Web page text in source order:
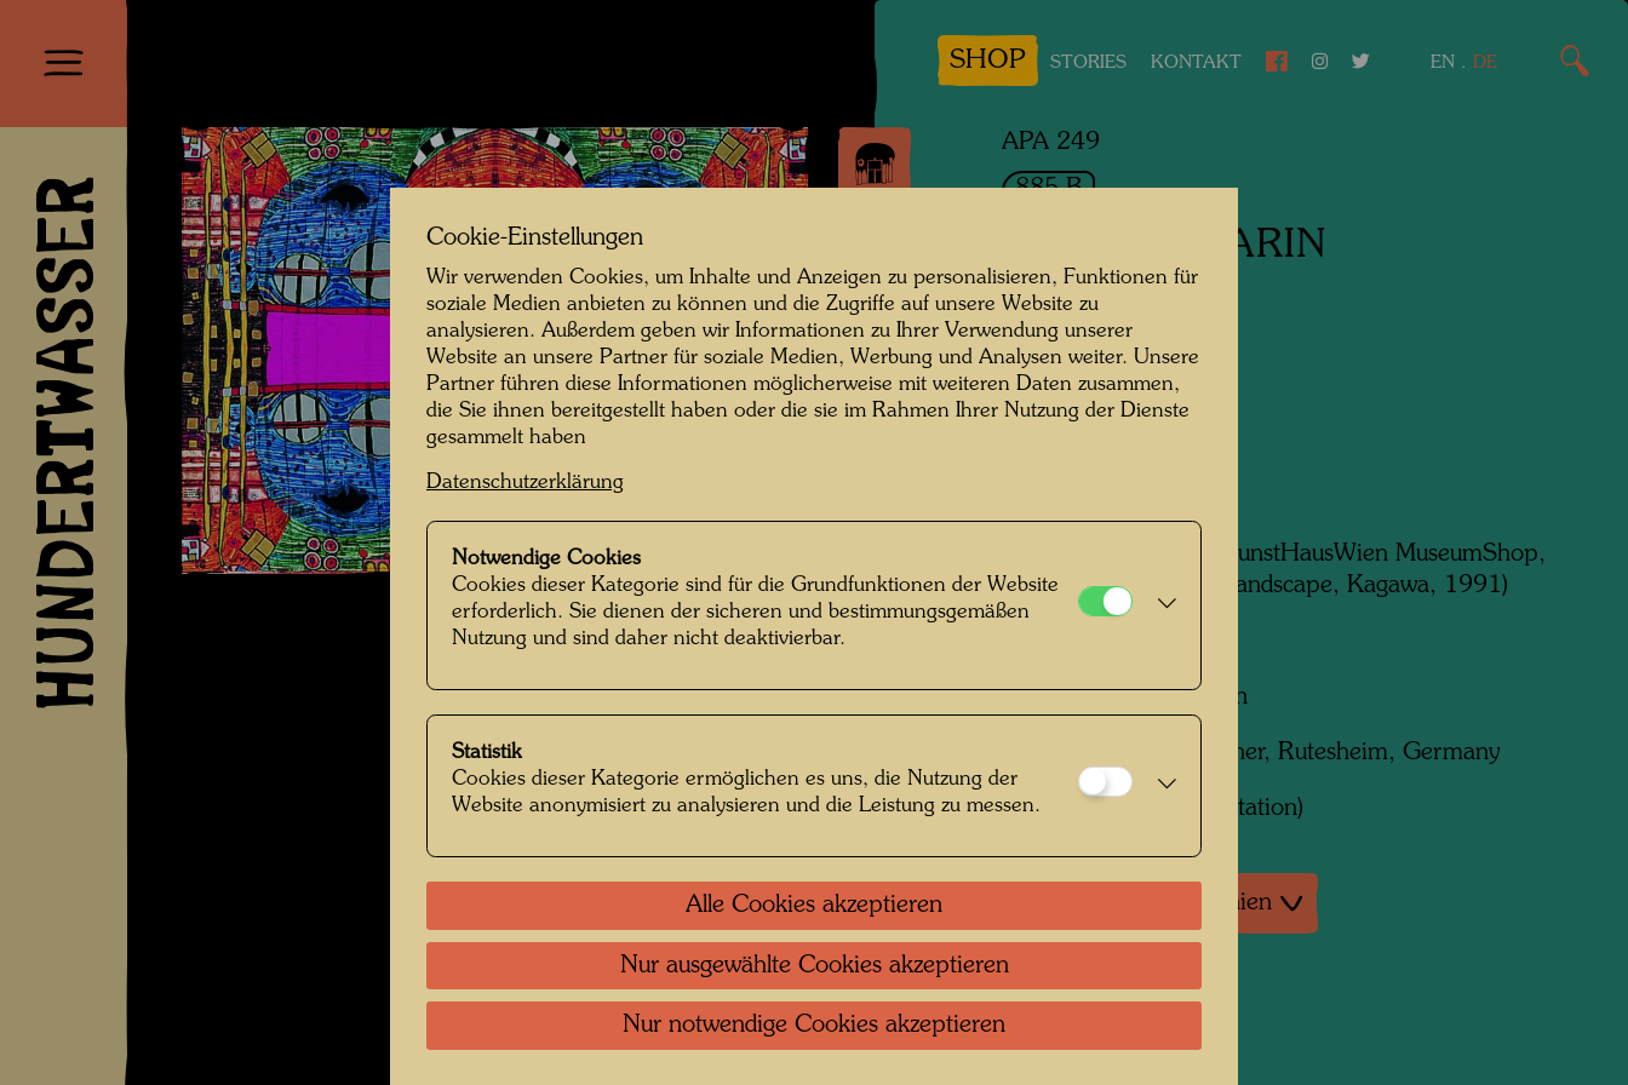
HUNDERTWASSER
SHOP STORIES KONTAKT EN . DE
APA 249
885 B
THE MANDARIN
DER MANDARIN
Offsetdruck,
Geschenkpapier
KunstHausWien MuseumShop,
Vienna (repr. by ON Landscape, Kagawa, 1991)
Offsetdruck in 6 Farben
B. Wörner, Rutesheim, Germany
Nach Werk 885 (Adaptation)
Literatur: Monographien
Cookie-Einstellungen
Wir verwenden Cookies, um Inhalte und Anzeigen zu personalisieren, Funktionen für
soziale Medien anbieten zu können und die Zugriffe auf unsere Website zu
analysieren. Außerdem geben wir Informationen zu Ihrer Verwendung unserer
Website an unsere Partner für soziale Medien, Werbung und Analysen weiter. Unsere
Partner führen diese Informationen möglicherweise mit weiteren Daten zusammen,
die Sie ihnen bereitgestellt haben oder die sie im Rahmen Ihrer Nutzung der Dienste
gesammelt haben
Datenschutzerklärung
Notwendige Cookies
Cookies dieser Kategorie sind für die Grundfunktionen der Website
erforderlich. Sie dienen der sicheren und bestimmungsgemäßen
Nutzung und sind daher nicht deaktivierbar.
Statistik
Cookies dieser Kategorie ermöglichen es uns, die Nutzung der
Website anonymisiert zu analysieren und die Leistung zu messen.
Alle Cookies akzeptieren
Nur ausgewählte Cookies akzeptieren
Nur notwendige Cookies akzeptieren